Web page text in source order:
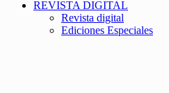
REVISTA DIGITAL
Revista digital
Ediciones Especiales